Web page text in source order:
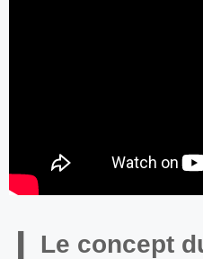
Le concept